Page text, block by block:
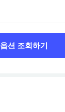
옵션 조회하기